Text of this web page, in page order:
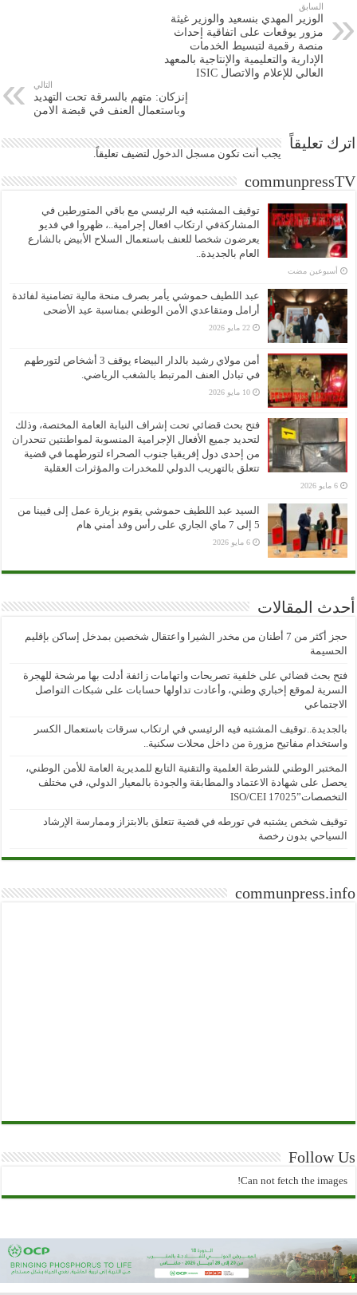
السابق
الوزير المهدي بنسعيد والوزير غيثة
مزور يوقعات على اتفاقية إحداث
منصة رقمية لتبسيط الخدمات
الإدارية والتعليمية والإنتاجية بالمعهد
العالي للإعلام والاتصال ISIC
التالي
إنزكان: متهم بالسرقة تحت التهديد
وباستعمال العنف في قبضة الامن
اترك تعليقاً
يجب أنت تكون مسجل الدخول لتضيف تعليقاً.
communpressTV
توقيف المشتبه فيه الرئيسي مع باقي المتورطين في
المشاركةفي ارتكاب افعال إجرامية..، ظهروا في فديو
يعرضون شخصا للعنف باستعمال السلاح الأبيض بالشارع
العام بالجديدة..
‏أسبوعين مضت
عبد اللطيف حموشي يأمر بصرف منحة مالية تضامنية لفائدة
أرامل ومتقاعدي الأمن الوطني بمناسبة عيد الأضحى
22 مايو 2026
أمن مولاي رشيد بالدار البيضاء يوقف 3 أشخاص لتورطهم
في تبادل العنف المرتبط بالشغب الرياضي.
10 مايو 2026
فتح بحث قضائي تحت إشراف النيابة العامة المختصة، وذلك
لتحديد جميع الأفعال الإجرامية المنسوبة لمواطنتين تنحدران
من إحدى دول إفريقيا جنوب الصحراء لتورطهما في قضية
تتعلق بالتهريب الدولي للمخدرات والمؤثرات العقلية
6 مايو 2026
السيد عبد اللطيف حموشي يقوم بزيارة عمل إلى فيينا من
5 إلى 7 ماي الجاري على رأس وفد أمني هام
6 مايو 2026
أحدث المقالات
حجز أكثر من 7 أطنان من مخدر الشيرا واعتقال شخصين بمدخل إساكن بإقليم
الحسيمة
فتح بحث قضائي على خلفية تصريحات واتهامات زائفة أدلت بها مرشحة للهجرة
السرية لموقع إخباري وطني، وأعادت تداولها حسابات على شبكات التواصل
الاجتماعي
بالجديدة..توقيف المشتبه فيه الرئيسي في ارتكاب سرقات باستعمال الكسر
واستخدام مفاتيح مزورة من داخل محلات سكنية..
المختبر الوطني للشرطة العلمية والتقنية التابع للمديرية العامة للأمن الوطني،
يحصل على شهادة الاعتماد والمطابقة والجودة بالمعيار الدولي، في مختلف
التخصصات”ISO/CEI 17025
توقيف شخص يشتبه في تورطه في قضية تتعلق بالابتزاز وممارسة الإرشاد
السياحي بدون رخصة
communpress.info
Follow Us
Can not fetch the images!